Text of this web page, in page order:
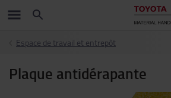
Espace de travail et entrepôt
Plaque antidérapante